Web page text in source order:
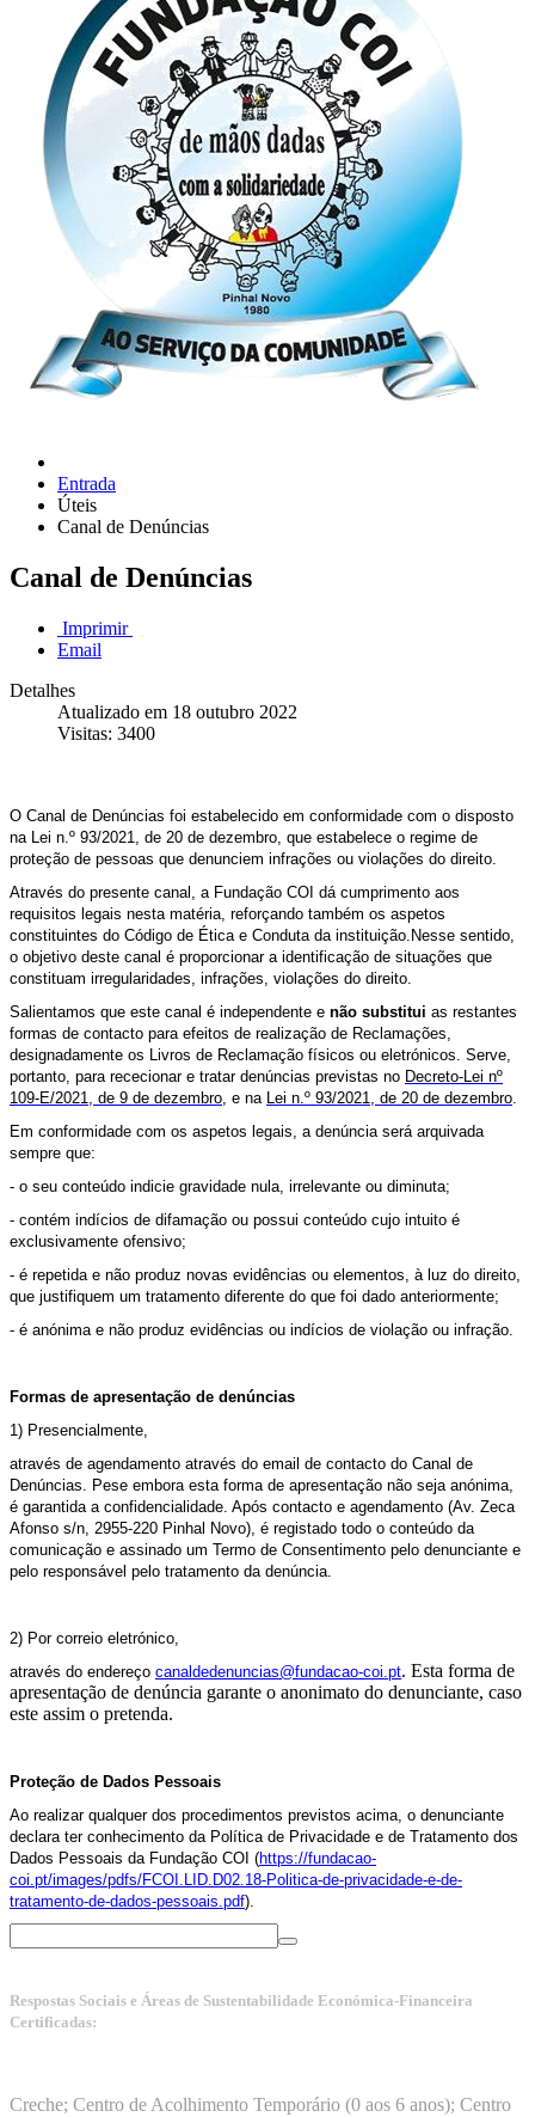
Entrada
Úteis
Canal de Denúncias
Canal de Denúncias
Imprimir
Email
Detalhes
Atualizado em 18 outubro 2022
Visitas: 3400
O Canal de Denúncias foi estabelecido em conformidade com o disposto
na Lei n.º 93/2021, de 20 de dezembro, que estabelece o regime de
proteção de pessoas que denunciem infrações ou violações do direito.
Através do presente canal, a Fundação COI dá cumprimento aos
requisitos legais nesta matéria, reforçando também os aspetos
constituintes do Código de Ética e Conduta da instituição. Nesse sentido,
o objetivo deste canal é proporcionar a identificação de situações que
constituam irregularidades, infrações, violações do direito.
Salientamos que este canal é independente e não substitui as restantes
formas de contacto para efeitos de realização de Reclamações,
designadamente os Livros de Reclamação físicos ou eletrónicos. Serve,
portanto, para rececionar e tratar denúncias previstas no Decreto‑Lei nº
109-E/2021, de 9 de dezembro , e na Lei n.º 93/2021, de 20 de dezembro
Em conformidade com os aspetos legais, a denúncia será arquivada
sempre que:
- o seu conteúdo indicie gravidade nula, irrelevante ou diminuta;
- contém indícios de difamação ou possui conteúdo cujo intuito é
exclusivamente ofensivo;
- é repetida e não produz novas evidências ou elementos, à luz do direito,
que justifiquem um tratamento diferente do que foi dado anteriormente;
- é anónima e não produz evidências ou indícios de violação ou infração.
Formas de apresentação de denúncias
1) Presencialmente,
através de agendamento através do email de contacto do Canal de
Denúncias. Pese embora esta forma de apresentação não seja anónima,
é garantida a confidencialidade. Após contacto e agendamento (Av. Zeca
Afonso s/n, 2955-220 Pinhal Novo), é registado todo o conteúdo da
comunicação e assinado um Termo de Consentimento pelo denunciante e
pelo responsável pelo tratamento da denúncia.
2) Por correio eletrónico,
através do endereço canaldedenuncias@fundacao-coi.pt. Esta forma de
apresentação de denúncia garante o anonimato do denunciante, caso
este assim o pretenda.
Proteção de Dados Pessoais
Ao realizar qualquer dos procedimentos previstos acima, o denunciante
declara ter conhecimento da Política de Privacidade e de Tratamento dos
Dados Pessoais da Fundação COI (https://fundacao-
coi.pt/images/pdfs/FCOI.LID.D02.18-Politica-de-privacidade-e-de-
tratamento-de-dados-pessoais.pdf).
Respostas Sociais e Áreas de Sustentabilidade Económica-Financeira
Certificadas:
Creche; Centro de Acolhimento Temporário (0 aos 6 anos); Centro